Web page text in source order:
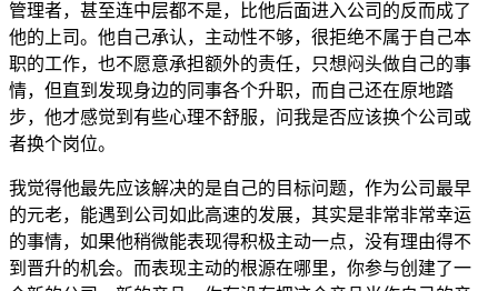
管理者，甚至连中层都不是，比他后面进入公司的反而成了
他的上司。他自己承认，主动性不够，很拒绝不属于自己本
职的工作，也不愿意承担额外的责任，只想闷头做自己的事
情，但直到发现身边的同事各个升职，而自己还在原地踏
步，他才感觉到有些心理不舒服，问我是否应该换个公司或
者换个岗位。
我觉得他最先应该解决的是自己的目标问题，作为公司最早
的元老，能遇到公司如此高速的发展，其实是非常非常幸运
的事情，如果他稍微能表现得积极主动一点，没有理由得不
到晋升的机会。而表现主动的根源在哪里，你参与创建了一